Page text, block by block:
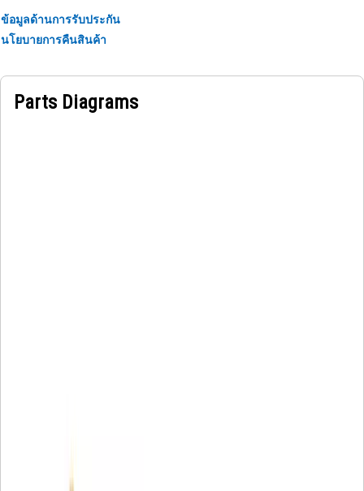
BG-225CBG-245CAP655F L
BG500EAP1000
ข้อมูลด้านการรับประกัน
นโยบายการคืนสินค้า
Parts Diagrams